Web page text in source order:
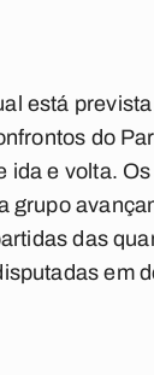
está
do
ida e volta.
grupo
das
em